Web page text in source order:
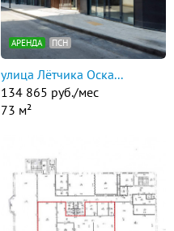
АРЕНДА ПСН
улица Лётчика Оска...
134 865 руб./мес
73 м²